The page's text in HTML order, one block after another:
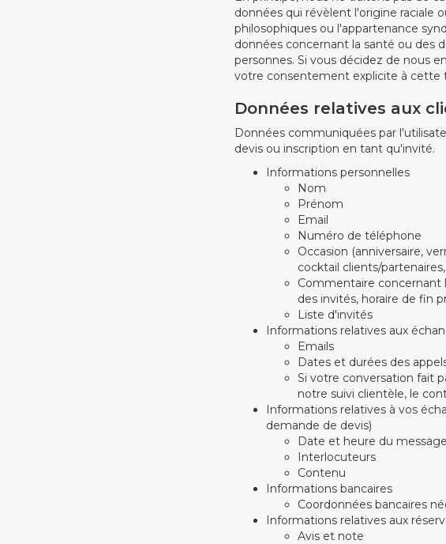
données qui révèlent l'origine raciale
philosophiques ou l'appartenance
données concernant la santé ou des
personnes. Si vous décidez de nous
votre consentement explicite à cette
Données relatives aux
Données communiquées par
devis ou inscription en tant qu'invité.
Informations personnelles
Nom
Prénom
Email
Numéro de téléphone
Occasion (anniversaire,
cocktail clients/
Commentaire concernant
des invités, horaire de fin
Liste d'invités
Informations relatives aux
Emails
Dates et durées des
Si votre conversation fait
notre suivi clientèle, le
Informations relatives à vos
demande de devis)
Date et heure du message
Interlocuteurs
Contenu
Informations bancaires
Coordonnées bancaires
Informations relatives aux
Avis et note